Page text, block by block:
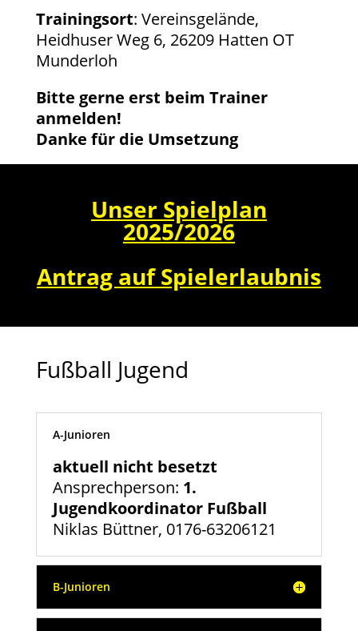
Trainingsort: Vereinsgelände,
Heidhuser Weg 6, 26209 Hatten OT
Munderloh
Bitte gerne erst beim Trainer
anmelden!
Danke für die Umsetzung
Unser Spielplan
2025/2026
Antrag auf Spielerlaubnis
Fußball Jugend
A-Junioren
aktuell nicht besetzt
Ansprechperson: 1.
Jugendkoordinator Fußball
Niklas Büttner, 0176-63206121
B-Junioren